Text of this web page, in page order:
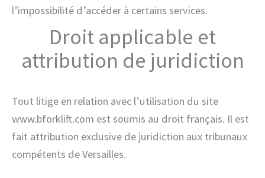
l’impossibilité d’accéder à certains services.
Droit applicable et
attribution de juridiction
Tout litige en relation avec l’utilisation du site
www.bforklift.com est soumis au droit français. Il est
fait attribution exclusive de juridiction aux tribunaux
compétents de Versailles.